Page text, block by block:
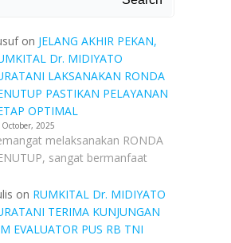
on JELANG AKHIR PEKAN,
Dr. MIDIYATO
LAKSANAKAN RONDA
PASTIKAN PELAYANAN
OPTIMAL
2025
melaksanakan RONDA
sangat bermanfaat
on RUMKITAL Dr. MIDIYATO
TERIMA KUNJUNGAN
EVALUATOR PUS RB TNI